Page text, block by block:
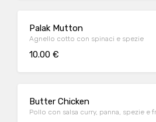
Palak Mutton
Agnello cotto con spinaci e spezie
10.00 €
Butter Chicken
Pollo con salsa curry, panna, spezie e